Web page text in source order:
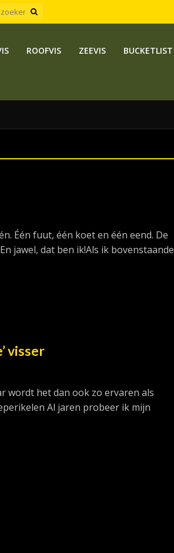
ROOFVIS ZEEVIS BUCKETLIST
Één fuut, één koet en één eend. De
jawel, dat ben ik!Als ik bovenstaande
visser
wordt het dan ook zo ervaren als
Al jaren probeer ik mijn